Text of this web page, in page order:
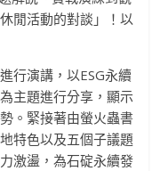
閒活動的對談」！以
行演講，以ESG永續
主題進行分享，顯示
。緊接著由螢火蟲書
特色以及五個子議題
激盪，為石碇永續發